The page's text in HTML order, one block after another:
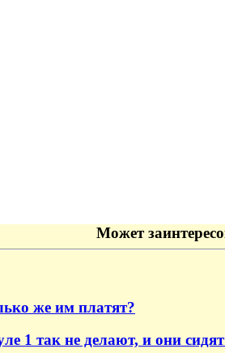
Может
же им платят?
1 так не делают, и они